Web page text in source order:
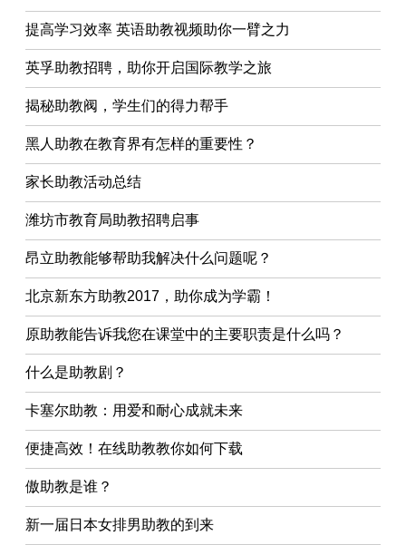
提高学习效率 英语助教视频助你一臂之力
英孚助教招聘，助你开启国际教学之旅
揭秘助教阀，学生们的得力帮手
黑人助教在教育界有怎样的重要性？
家长助教活动总结
潍坊市教育局助教招聘启事
昂立助教能够帮助我解决什么问题呢？
北京新东方助教2017，助你成为学霸！
原助教能告诉我您在课堂中的主要职责是什么吗？
什么是助教剧？
卡塞尔助教：用爱和耐心成就未来
便捷高效！在线助教教你如何下载
傲助教是谁？
新一届日本女排男助教的到来